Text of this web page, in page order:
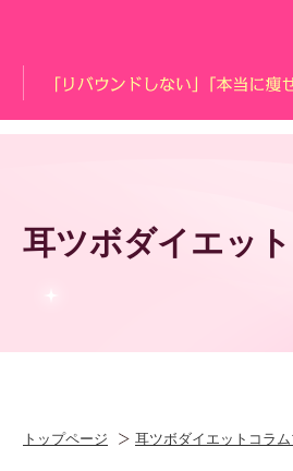
耳ツボダイエッ
トップページ 耳ツボダイエットコラ